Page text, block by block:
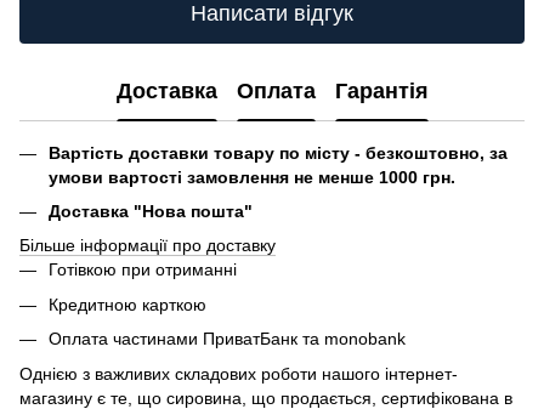
Написати відгук
Доставка Оплата Гарантія
Вартість доставки товару по місту - безкоштовно, за
умови вартості замовлення не менше 1000 грн.
Доставка "Нова пошта"
Більше інформації про доставку
Готівкою при отриманні
Кредитною карткою
Оплата частинами ПриватБанк та monobank
Однією з важливих складових роботи нашого інтернет-
магазину є те, що сировина, що продається, сертифікована в